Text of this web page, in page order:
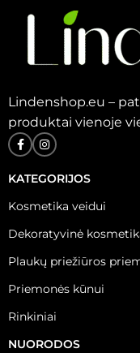
Lindenshop.eu –
produktai vienoje
KATEGORIJOS
Kosmetika veidui
Dekoratyvinė
Plaukų priežiūros
Priemonės kūnui
Rinkiniai
NUORODOS